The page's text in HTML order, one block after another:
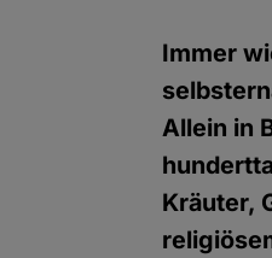
Immer
Allein in
Kräuter,